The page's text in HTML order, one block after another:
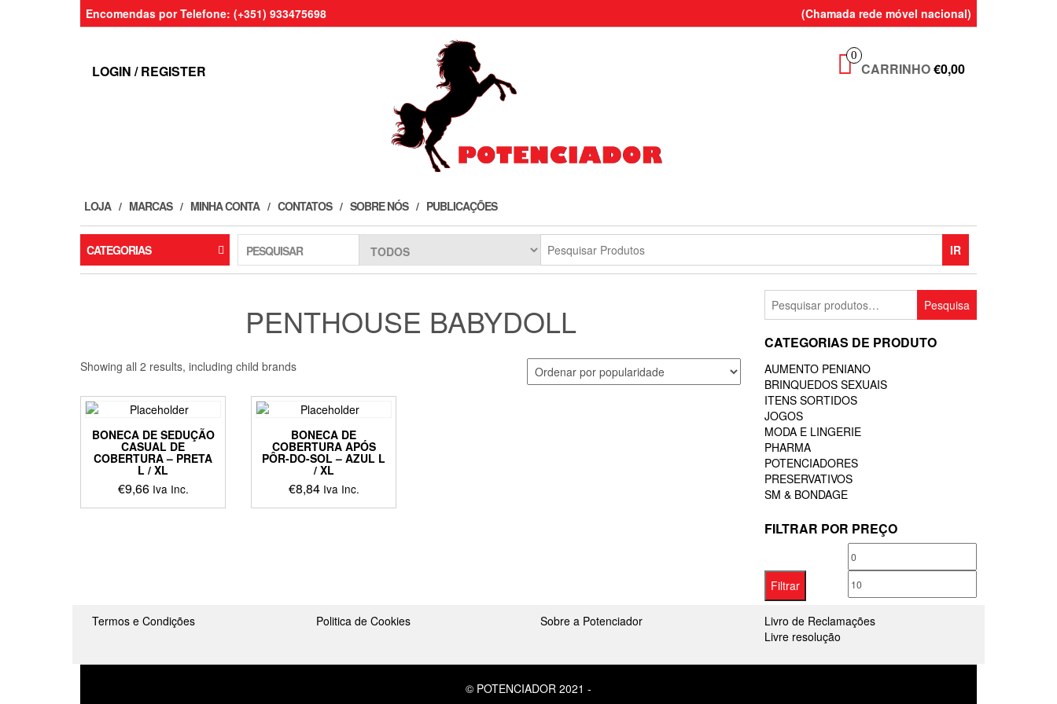
Encomendas por Telefone: (+351) 933475698 (Chamada rede móvel nacional)
LOGIN / REGISTER
0
CARRINHO€0,00
LOJA MARCAS MINHA CONTA CONTATOS SOBRE NÓS PUBLICAÇÕES
CATEGORIAS PESQUISAR IR
PENTHOUSE BABYDOLL
Showing all 2 results, including child brands
BONECA DE SEDUÇÃO
CASUAL DE
COBERTURA – PRETA
L / XL
€9,66 Iva Inc.
This
may
on
BONECA DE
COBERTURA APÓS
PÔR-DO-SOL – AZUL L
/ XL
€8,84 Iva Inc.
This
may
on
Pesquisar
por:
Pesquisa
CATEGORIAS DE PRODUTO
AUMENTO PENIANO
BRINQUEDOS SEXUAIS
ITENS SORTIDOS
JOGOS
MODA E LINGERIE
PHARMA
POTENCIADORES
PRESERVATIVOS
SM & BONDAGE
FILTRAR POR PREÇO
Preço
mínimo
máximo
Filtrar
Termos e Condições Politica de Cookies Sobre a Potenciador
Livro de Reclamações
Livre resolução
© POTENCIADOR 2021 -